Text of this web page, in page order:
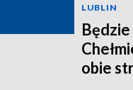
LUBLIN
obie